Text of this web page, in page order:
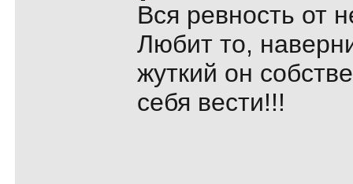
Вся ревность от
Любит то,
жуткий он
себя вести!!!